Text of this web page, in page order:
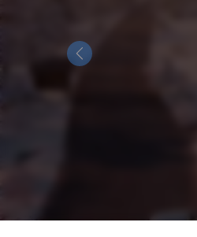
Previous